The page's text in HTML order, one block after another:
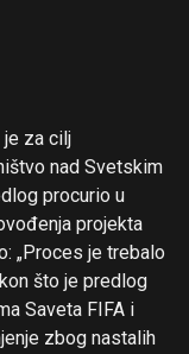
je za cilj
nad Svetskim
procurio u
projekta
„Proces je trebalo
što je predlog
Saveta FIFA i
zbog nastalih